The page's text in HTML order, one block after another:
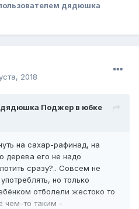
дядюшка
2018
дядюшка Поджер в юбке
на сахар-рафинад, на
дерева его не надо
сразу?.. Совсем не
но только
отболели жестоко то
чем-то таким -